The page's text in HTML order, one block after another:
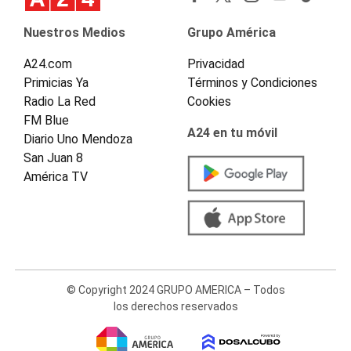
Nuestros Medios
A24.com
Primicias Ya
Radio La Red
FM Blue
Diario Uno Mendoza
San Juan 8
América TV
Grupo América
Privacidad
Términos y Condiciones
Cookies
A24 en tu móvil
© Copyright 2024 GRUPO AMERICA – Todos
los derechos reservados